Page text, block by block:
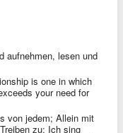
aufnehmen, lesen und
is one in which
your need for
von jedem; Allein mit
zu; Ich sing